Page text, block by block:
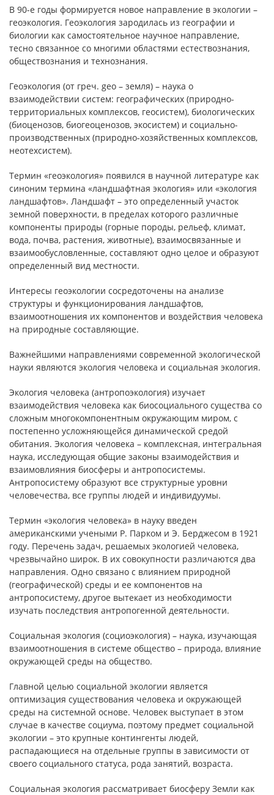
В 90-е годы формируется новое направление в экологии –
геоэкология. Геоэкология зародилась из географии и
биологии как самостоятельное научное направление,
тесно связанное со многими областями естествознания,
обществознания и технознания.
Геоэкология (от греч. geo – земля) – наука о
взаимодействии систем: географических (природно-
территориальных комплексов, геосистем), биологических
(биоценозов, биогеоценозов, экосистем) и социально-
производственных (природно-хозяйственных комплексов,
неотехсистем).
Термин «геоэкология» появился в научной литературе как
синоним термина «ландшафтная экология» или «экология
ландшафтов». Ландшафт – это определенный участок
земной поверхности, в пределах которого различные
компоненты природы (горные породы, рельеф, климат,
вода, почва, растения, животные), взаимосвязанные и
взаимообусловленные, составляют одно целое и образуют
определенный вид местности.
Интересы геоэкологии сосредоточены на анализе
структуры и функционирования ландшафтов,
взаимоотношения их компонентов и воздействия человека
на природные составляющие.
Важнейшими направлениями современной экологической
науки являются экология человека и социальная экология.
Экология человека (антропоэкология) изучает
взаимодействия человека как биосоциального существа со
сложным многокомпонентным окружающим миром, с
постепенно усложняющейся динамической средой
обитания. Экология человека – комплексная, интегральная
наука, исследующая общие законы взаимодействия и
взаимовлияния биосферы и антропосистемы.
Антропосистему образуют все структурные уровни
человечества, все группы людей и индивидуумы.
Термин «экология человека» в науку введен
американскими учеными Р. Парком и Э. Берджесом в 1921
году. Перечень задач, решаемых экологией человека,
чрезвычайно широк. В их совокупности различаются два
направления. Одно связано с влиянием природной
(географической) среды и ее компонентов на
антропосистему, другое вытекает из необходимости
изучать последствия антропогенной деятельности.
Социальная экология (социоэкология) – наука, изучающая
взаимоотношения в системе общество – природа, влияние
окружающей среды на общество.
Главной целью социальной экологии является
оптимизация существования человека и окружающей
среды на системной основе. Человек выступает в этом
случае в качестве социума, поэтому предмет социальной
экологии – это крупные контингенты людей,
распадающиеся на отдельные группы в зависимости от
своего социального статуса, рода занятий, возраста.
Социальная экология рассматривает биосферу Земли как